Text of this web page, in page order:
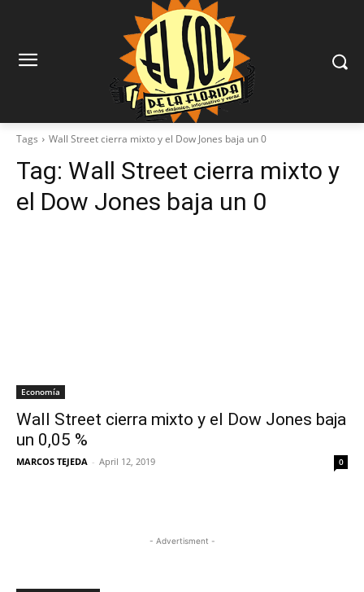
Tags Wall Street cierra mixto y el Dow Jones baja un 0
Tag: Wall Street cierra mixto y
el Dow Jones baja un 0
Economía
Wall Street cierra mixto y el Dow Jones baja
un 0,05 %
MARCOS TEJEDA - April 12, 2019 0
- Advertisment -